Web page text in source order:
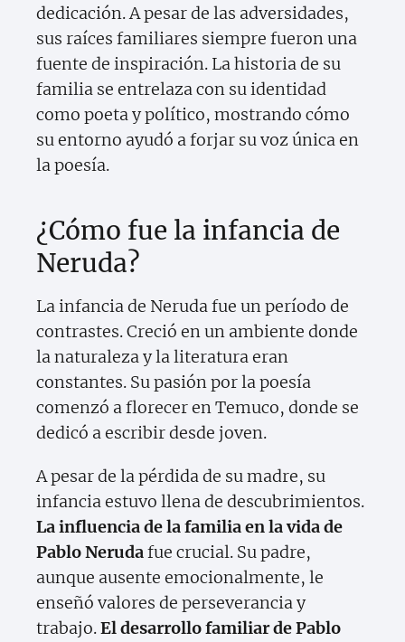
dedicación. A pesar de las adversidades,
sus raíces familiares siempre fueron una
fuente de inspiración. La historia de su
familia se entrelaza con su identidad
como poeta y político, mostrando cómo
su entorno ayudó a forjar su voz única en
la poesía.
¿Cómo fue la infancia de
Neruda?
La infancia de Neruda fue un período de
contrastes. Creció en un ambiente donde
la naturaleza y la literatura eran
constantes. Su pasión por la poesía
comenzó a florecer en Temuco, donde se
dedicó a escribir desde joven.
A pesar de la pérdida de su madre, su
infancia estuvo llena de descubrimientos.
La influencia de la familia en la vida de
Pablo Nerudafue crucial. Su padre,
aunque ausente emocionalmente, le
enseñó valores de perseverancia y
trabajo.El desarrollo familiar de Pablo